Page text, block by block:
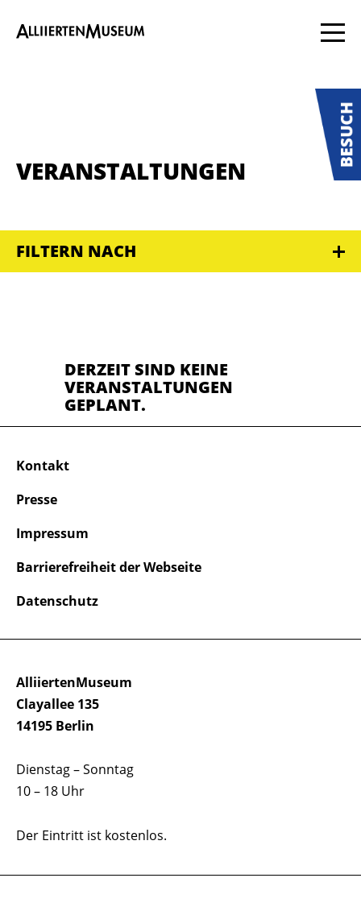
VERANSTALTUNGEN
FILTERN NACH
DERZEIT SIND KEINE
VERANSTALTUNGEN
GEPLANT.
AlliiertenMuseum
Clayallee 135
14195 Berlin
Dienstag – Sonntag
10 – 18 Uhr
Der Eintritt ist kostenlos.
Kontakt
Presse
Impressum
Barrierefreiheit der Webseite
Datenschutz